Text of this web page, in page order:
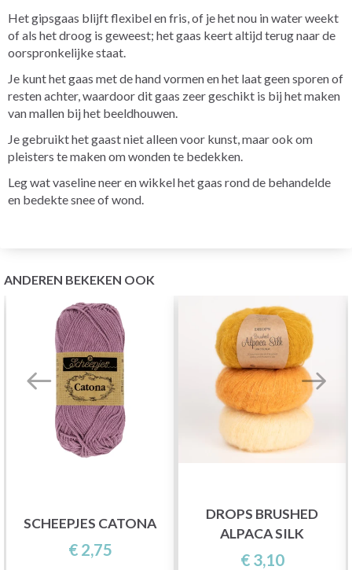
Het gipsgaas blijft flexibel en fris, of je het nou in water weekt
of als het droog is geweest; het gaas keert altijd terug naar de
oorspronkelijke staat.
Je kunt het gaas met de hand vormen en het laat geen sporen of
resten achter, waardoor dit gaas zeer geschikt is bij het maken
van mallen bij het beeldhouwen.
Je gebruikt het gaast niet alleen voor kunst, maar ook om
pleisters te maken om wonden te bedekken.
Leg wat vaseline neer en wikkel het gaas rond de behandelde
en bedekte snee of wond.
ANDEREN BEKEKEN OOK
SCHEEPJES CATONA
€ 2,75
DROPS BRUSHED
ALPACA SILK
€ 3,10